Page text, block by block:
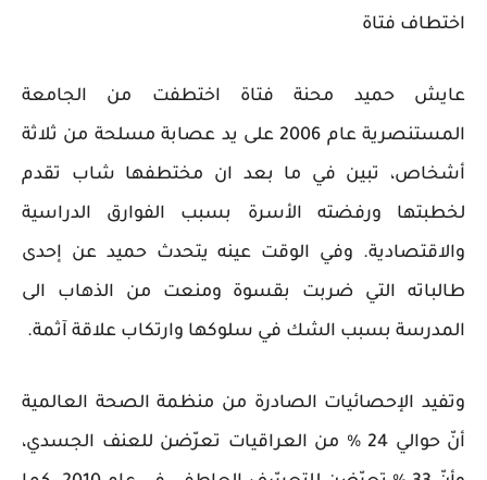
اختطاف فتاة
عايش حميد محنة فتاة اختطفت من الجامعة
المستنصرية عام 2006 على يد عصابة مسلحة من ثلاثة
أشخاص، تبين في ما بعد ان مختطفها شاب تقدم
لخطبتها ورفضته الأسرة بسبب الفوارق الدراسية
والاقتصادية. وفي الوقت عينه يتحدث حميد عن إحدى
طالباته التي ضربت بقسوة ومنعت من الذهاب الى
المدرسة بسبب الشك في سلوكها وارتكاب علاقة آثمة.
وتفيد الإحصائيات الصادرة من منظمة الصحة العالمية
أنّ حوالي 24 % من العراقيات تعرّضن للعنف الجسدي،